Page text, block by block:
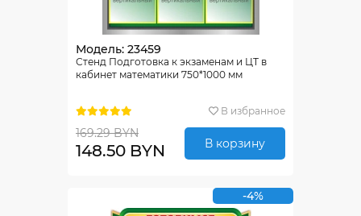
Модель: 23459
Стенд Подготовка к экзаменам и ЦТ в
кабинет математики 750*1000 мм
В избранное
169.29 BYN
148.50 BYN В корзину
-4%